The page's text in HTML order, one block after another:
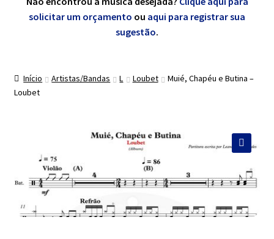
Cursos
menu
Grátis
Contato
menu
solicitar um orçamento ou aqui para registrar sua
sugestão.
Início Artistas/Bandas L Loubet
Muié, Chapéu e Butina –
Loubet